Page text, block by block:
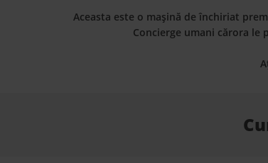
Aceasta este o mașină de închiriat
Concierge umani cărora le